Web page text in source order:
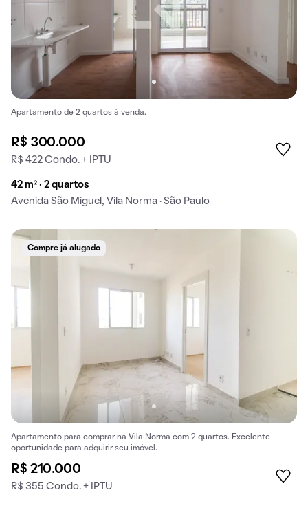
Apartamento de 2 quartos à venda.
R$ 300.000
R$ 422 Condo. + IPTU
42 m² · 2 quartos
Avenida São Miguel, Vila Norma · São Paulo
Compre já alugado
Apartamento para comprar na Vila Norma com 2 quartos. Excelente
oportunidade para adquirir seu imóvel.
R$ 210.000
R$ 355 Condo. + IPTU